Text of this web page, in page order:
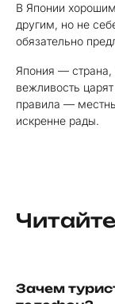
В Японии
другим, но не
обязательно
Япония — страна,
вежливость
правила —
искренне рады.
Зачем